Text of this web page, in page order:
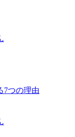
7つの理由